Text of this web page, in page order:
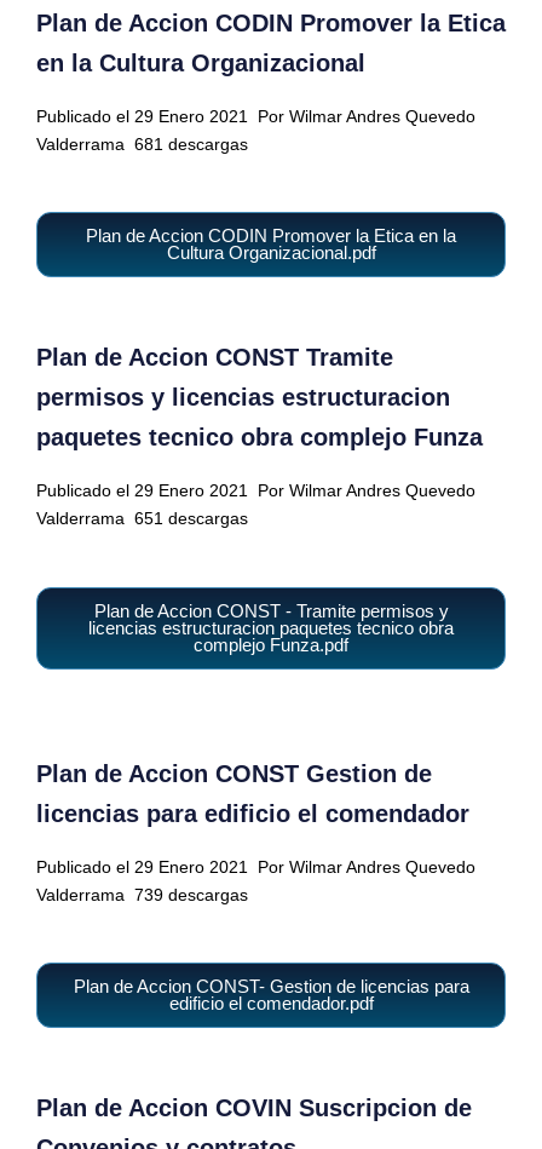
Plan de Accion CODIN Promover la Etica
en la Cultura Organizacional
Publicado el 29 Enero 2021
Por Wilmar Andres Quevedo
Valderrama 681 descargas
Plan de Accion CODIN Promover la Etica en la
Cultura Organizacional.pdf
Plan de Accion CONST Tramite
permisos y licencias estructuracion
paquetes tecnico obra complejo Funza
Publicado el 29 Enero 2021
Por Wilmar Andres Quevedo
Valderrama 651 descargas
Plan de Accion CONST - Tramite permisos y
licencias estructuracion paquetes tecnico obra
complejo Funza.pdf
Plan de Accion CONST Gestion de
licencias para edificio el comendador
Publicado el 29 Enero 2021
Por Wilmar Andres Quevedo
Valderrama 739 descargas
Plan de Accion CONST- Gestion de licencias para
edificio el comendador.pdf
Plan de Accion COVIN Suscripcion de